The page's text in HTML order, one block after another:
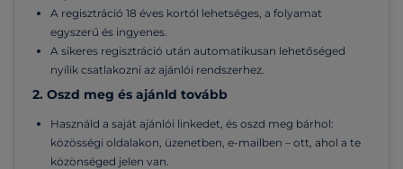
A regisztráció 18 éves kortól lehetséges, a folyamat
egyszerű és ingyenes.
A sikeres regisztráció után automatikusan lehetőséged
nyílik csatlakozni az ajánlói rendszerhez.
2. Oszd meg és ajánld tovább
Használd a saját ajánlói linkedet, és oszd meg bárhol:
közösségi oldalakon, üzenetben, e-mailben – ott, ahol a te
közönséged jelen van.